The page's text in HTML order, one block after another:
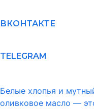
ВКОНТАКТЕ
TELEGRAM
Белые хлопья и
оливковое масло —